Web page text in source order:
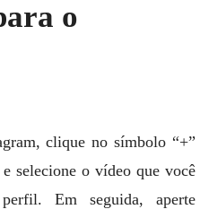
o
clique no símbolo “+”
selecione o vídeo que você
Em seguida, aperte